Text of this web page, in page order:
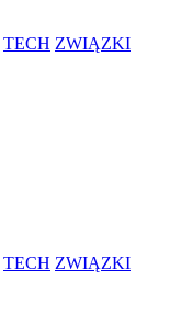
TECH ZWIĄZKI
TECH ZWIĄZKI